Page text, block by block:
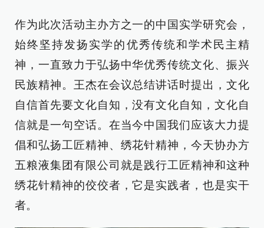
作为此次活动主办方之一的中国实学研究会，
始终坚持发扬实学的优秀传统和学术民主精
神，一直致力于弘扬中华优秀传统文化、振兴
民族精神。王杰在会议总结讲话时提出，文化
自信首先要文化自知，没有文化自知，文化自
信就是一句空话。在当今中国我们应该大力提
倡和弘扬工匠精神、绣花针精神，今天协办方
五粮液集团有限公司就是践行工匠精神和这种
绣花针精神的佼佼者，它是实践者，也是实干
者。